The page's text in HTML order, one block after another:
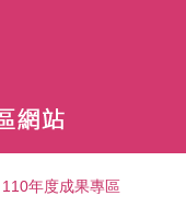
110年度成果專區